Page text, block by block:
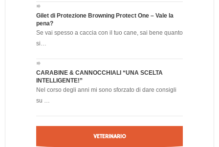
Gilet di Protezione Browning Protect One – Vale la
pena?
Se vai spesso a caccia con il tuo cane, sai bene quanto
si…
CARABINE & CANNOCCHIALI “UNA SCELTA
INTELLIGENTE!”
Nel corso degli anni mi sono sforzato di dare consigli
su …
VETERINARIO